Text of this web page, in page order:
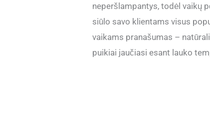
neperšlampantys, todėl vaikų
siūlo savo klientams visus
vaikams pranašumas –
puikiai jaučiasi esant lauko